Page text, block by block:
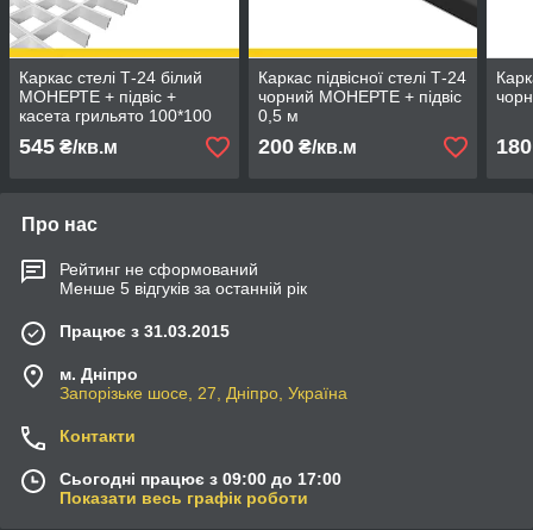
Каркас стелі Т-24 білий
МОНЕРТЕ + підвіс +
касета грильято 100*100
біла
545 ₴/кв.м
Каркас підвісної стелі Т-24
чорний МОНЕРТЕ + підвіс
0,5 м
200₴/кв.м 180
Про нас
Рейтинг не сформований
Менше 5 відгуків за останній рік
Працює з 31.03.2015
м. Дніпро
Запорізьке шосе, 27, Дніпро, Україна
Контакти
Сьогодні працює з 09:00 до 17:00
Показати весь графік роботи